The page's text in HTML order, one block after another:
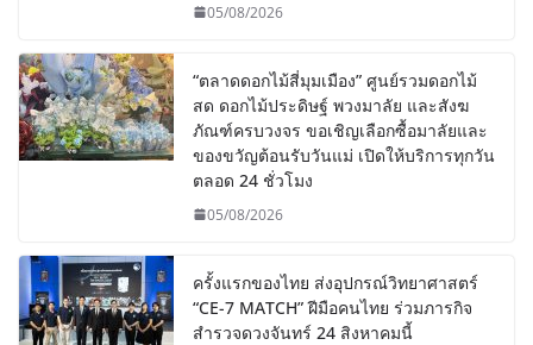
05/08/2026
“ตลาดดอกไม้สี่มุมเมือง” ศูนย์รวมดอกไม้
สด ดอกไม้ประดิษฐ์ พวงมาลัย และสังฆ
ภัณฑ์ครบวงจร ขอเชิญเลือกซื้อมาลัยและ
ของขวัญต้อนรับวันแม่ เปิดให้บริการทุกวัน
ตลอด 24 ชั่วโมง
05/08/2026
ครั้งแรกของไทย ส่งอุปกรณ์วิทยาศาสตร์
“CE-7 MATCH” ฝีมือคนไทย ร่วมภารกิจ
สำรวจดวงจันทร์ 24 สิงหาคมนี้